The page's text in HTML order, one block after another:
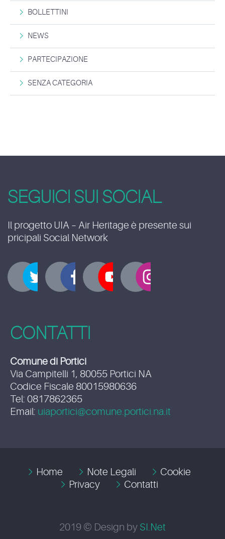
BOLLETTINI
NEWS
PARTECIPAZIONE
SENZA CATEGORIA
SEGUICI SUI SOCIAL
Il progetto UIA – Air Heritage è presente sui
pricipali Social Network
CONTATTI
Comune di Portici
Via Campitelli 1, 80055 Portici NA
Codice Fiscale 80015980636
Tel: 0817862365
Email: uiaportici@comune.portici.na.it
Home Note Legali
Cookie
Privacy
Contatti
2019 © Design by SI.Net